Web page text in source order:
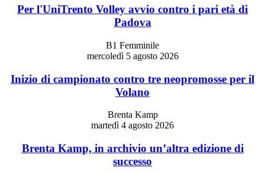
Per l'UniTrento Volley avvio contro i pari età di
Padova
B1 Femminile
mercoledì 5 agosto 2026
Inizio di campionato contro tre neopromosse per il
Volano
Brenta Kamp
martedì 4 agosto 2026
Brenta Kamp, in archivio un’altra edizione di
successo